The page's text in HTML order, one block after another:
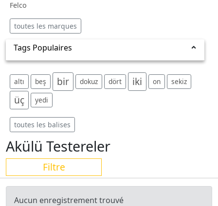
Felco
toutes les marques
Tags Populaires
altı beş bir dokuz dört iki on sekiz
üç yedi
toutes les balises
Akülü Testereler
Filtre
Aucun enregistrement trouvé